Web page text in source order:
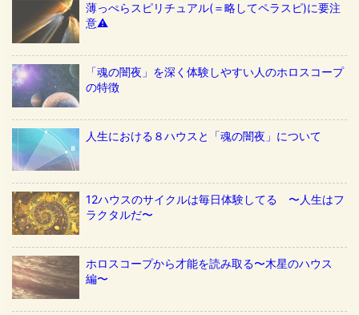
薄っぺらスピリチュアル(＝略してペラスピ)に要注
意⚠️
「魂の闇夜」を深く体験しやすい人のホロスコープ
の特徴
人生における８ハウスと「魂の闇夜」について
12ハウスのサイクルは毎日体験してる 〜人生はフ
ラクタルだ〜
ホロスコープから才能を読み取る〜木星のハウス
編〜